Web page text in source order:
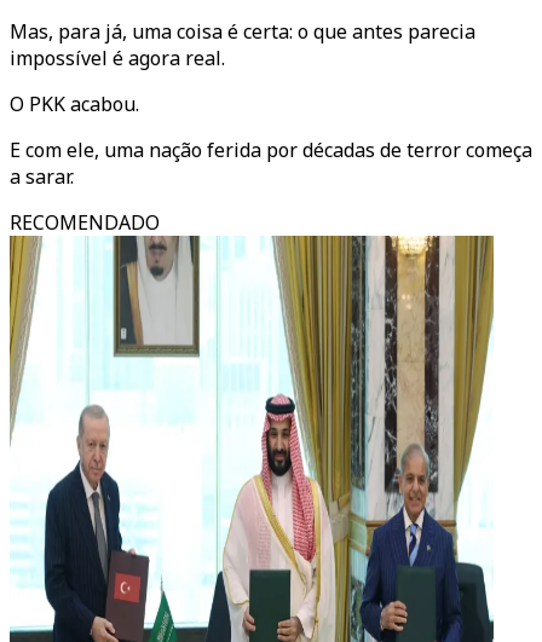
Mas, para já, uma coisa é certa: o que antes parecia
impossível é agora real.
O PKK acabou.
E com ele, uma nação ferida por décadas de terror começa
a sarar.
RECOMENDADO